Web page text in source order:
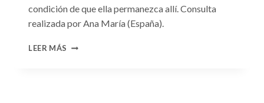
condición de que ella permanezca allí. Consulta
realizada por Ana María (España).
LEER MÁS CONSULTA